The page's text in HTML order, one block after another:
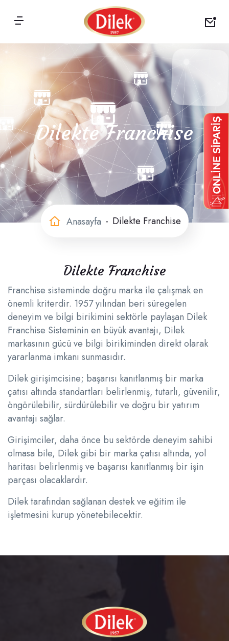
Dilekte Franchise
Anasayfa Dilekte Franchise
Dilekte Franchise
Franchise sisteminde doğru marka ile çalışmak en
önemli kriterdir. 1957 yılından beri süregelen
deneyim ve bilgi birikimini sektörle paylaşan Dilek
Franchise Sisteminin en büyük avantajı, Dilek
markasının gücü ve bilgi birikiminden direkt olarak
yararlanma imkanı sunmasıdır.
Dilek girişimcisine; başarısı kanıtlanmış bir marka
çatısı altında standartları belirlenmiş, tutarlı, güvenilir,
öngörülebilir, sürdürülebilir ve doğru bir yatırım
avantajı sağlar.
Girişimciler, daha önce bu sektörde deneyim sahibi
olmasa bile, Dilek gibi bir marka çatısı altında, yol
haritası belirlenmiş ve başarısı kanıtlanmış bir işin
parçası olacaklardır.
Dilek tarafından sağlanan destek ve eğitim ile
işletmesini kurup yönetebilecektir.